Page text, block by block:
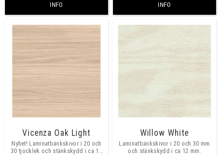
INFO INFO
Vicenza Oak Light
Nyhet! Laminatbänkskivor i 20 och
30 tjocklek och stänkskydd i ca 12
Willow White
Laminatbänkskivor i 20 och 30 mm
och stänkskydd i ca 12 mm.